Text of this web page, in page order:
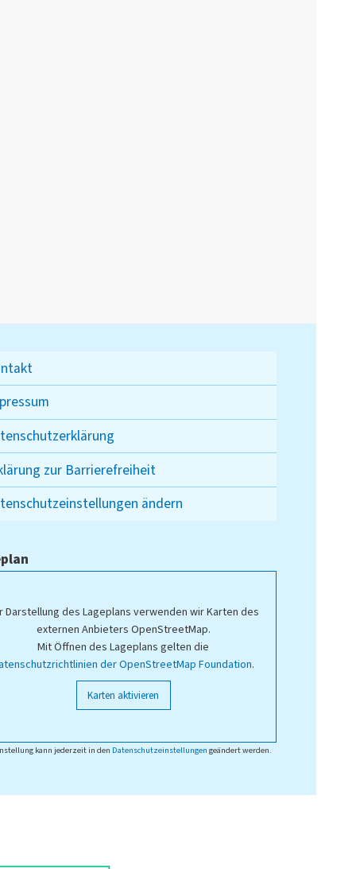
zur Barrierefreiheit
ändern
Darstellung des Lageplans verwenden wir Karten des
externen Anbieters OpenStreetMap.
Mit Öffnen des Lageplans gelten die
der OpenStreetMap Foundation.
Karten aktivieren
kann jederzeit in den Datenschutzeinstellungen geändert werden.